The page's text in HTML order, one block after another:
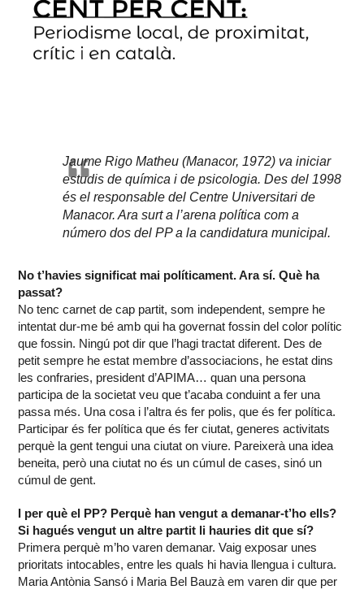
Jaume Rigo Matheu (Manacor, 1972) va iniciar
estudis de química i de psicologia. Des del 1998
és el responsable del Centre Universitari de
Manacor. Ara surt a l’arena política com a
número dos del PP a la candidatura municipal.
No t’havies significat mai políticament. Ara sí. Què ha
passat?
No tenc carnet de cap partit, som independent, sempre he
intentat dur-me bé amb qui ha governat fossin del color polític
que fossin. Ningú pot dir que l’hagi tractat diferent. Des de
petit sempre he estat membre d’associacions, he estat dins
les confraries, president d’APIMA… quan una persona
participa de la societat veu que t’acaba conduint a fer una
passa més. Una cosa i l’altra és fer polis, que és fer política.
Participar és fer política que és fer ciutat, generes activitats
perquè la gent tengui una ciutat on viure. Pareixerà una idea
beneita, però una ciutat no és un cúmul de cases, sinó un
cúmul de gent.
I per què el PP? Perquè han vengut a demanar-t’ho ells?
Si hagués vengut un altre partit li hauries dit que sí?
Primera perquè m’ho varen demanar. Vaig exposar unes
prioritats intocables, entre les quals hi havia llengua i cultura.
Maria Antònia Sansó i Maria Bel Bauzà em varen dir que per